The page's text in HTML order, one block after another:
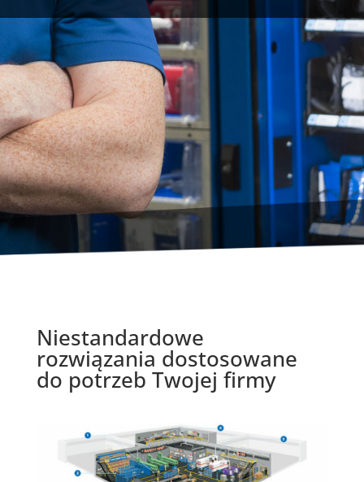
Niestandardowe
rozwiązania dostosowane
do potrzeb Twojej firmy